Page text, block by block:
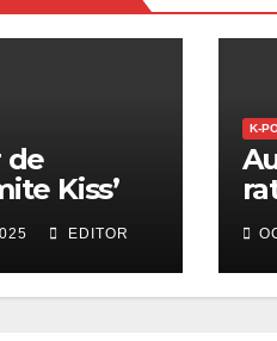
de
Kiss’
entre
EDITOR
K-
y